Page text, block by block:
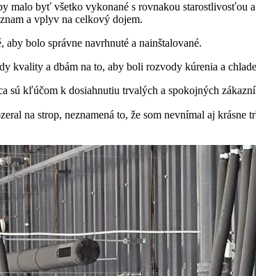
malo byť všetko vykonané s rovnakou
a vplyv na celkový dojem.
bolo správne navrhnuté a nainštalované.
kvality a dbám na to, aby boli rozvody kúrenia a
sú kľúčom k dosiahnutiu trvalých a spokojných
na strop, neznamená to, že som nevnímal aj krásne